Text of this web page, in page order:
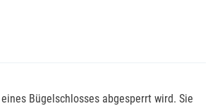
Bügelschlosses abgesperrt wird. Sie